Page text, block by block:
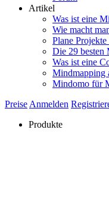
Artikel
Was ist eine
Wie macht
Plane
Die 29 besten
Was ist eine
Mindmapping
Mindomo für
Preise Anmelden
Produkte